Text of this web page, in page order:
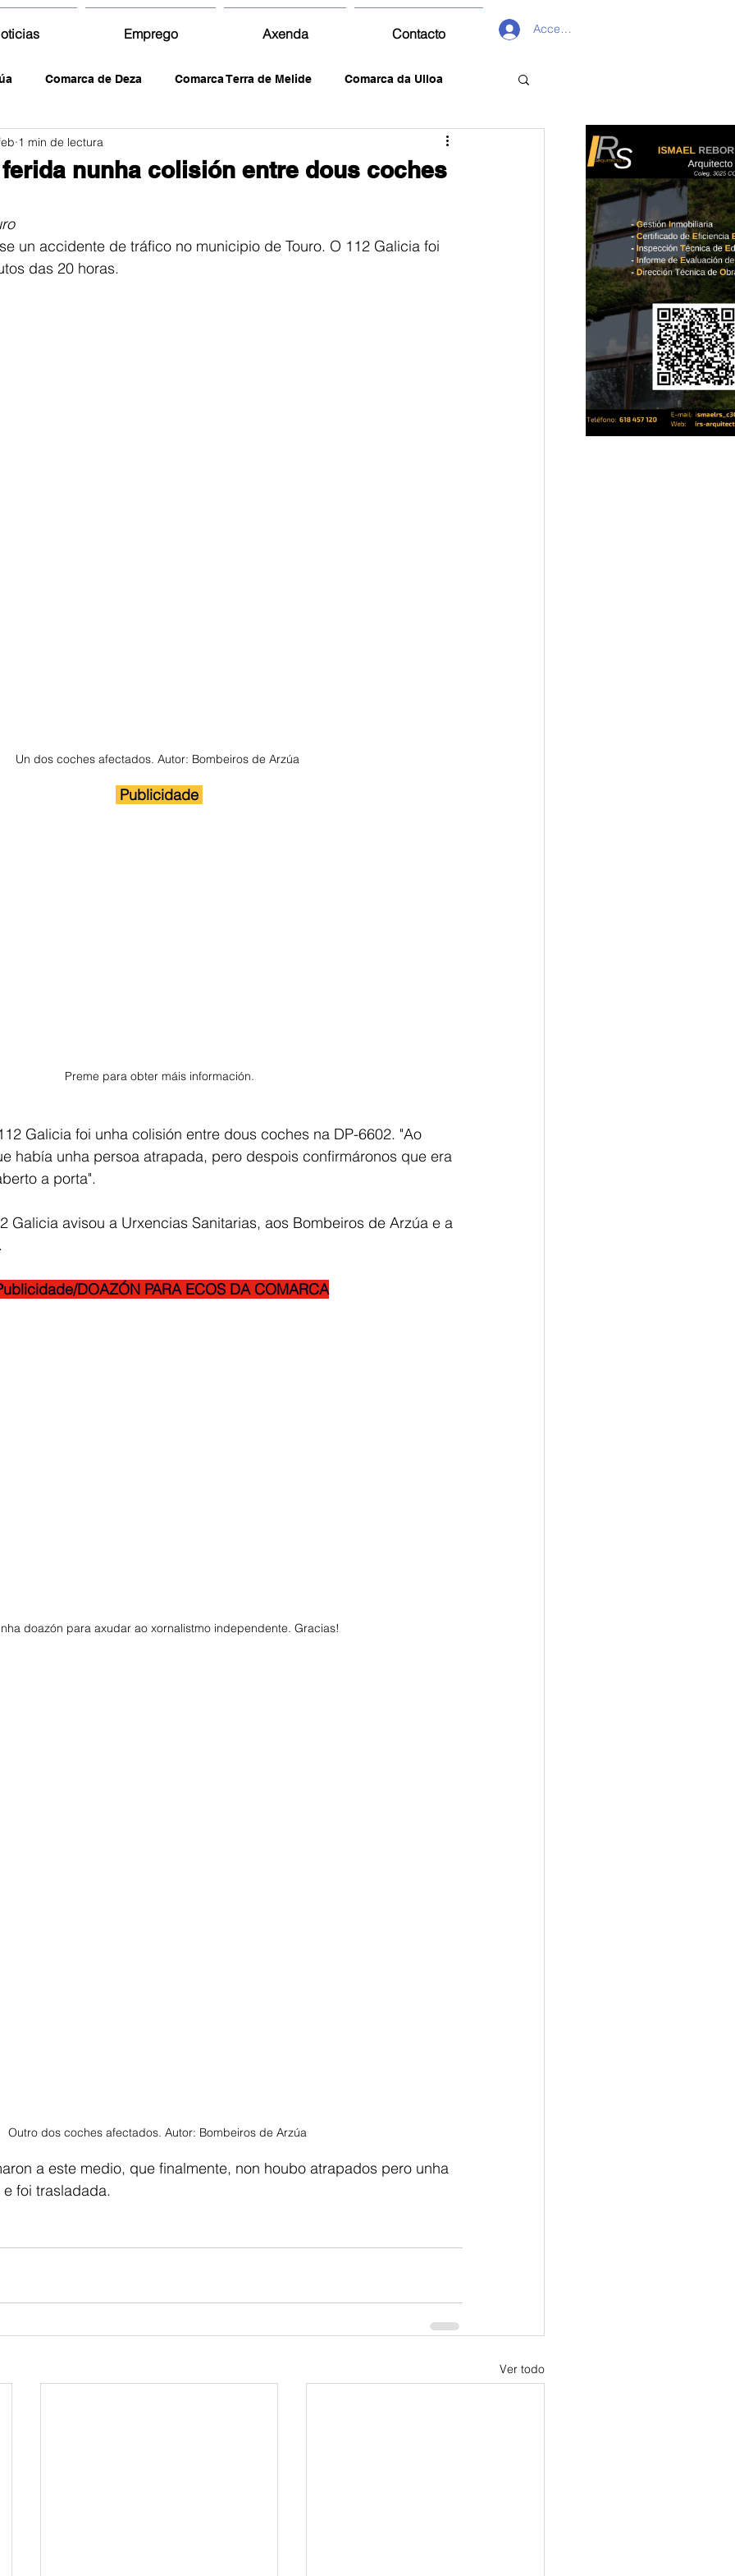
Emprego Axenda Contacto Acceder
Comarca de Deza Comarca Terra de Melide Comarca da Ulloa
nunha colisión entre dous coches
1 min de lectura
un accidente de tráfico no municipio de Touro. O 112 Galicia foi
das 20 horas.
Un dos coches afectados. Autor: Bombeiros de Arzúa
Publicidade
Preme para obter máis información.
Galicia foi unha colisión entre dous coches na DP-6602. "Ao
había unha persoa atrapada, pero despois confirmáronos que era
a porta".
Galicia avisou a Urxencias Sanitarias, aos Bombeiros de Arzúa e a
DOAZÓN PARA ECOS DA COMARCA
doazón para axudar ao xornalistmo independente. Gracias!
Outro dos coches afectados. Autor: Bombeiros de Arzúa
a este medio, que finalmente, non houbo atrapados pero unha
foi trasladada.
Ver todo